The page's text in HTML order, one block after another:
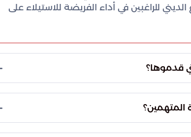
للراغبين في أداء الفريضة للاستيلاء على
قدرتهم على تأمين بعثات متكاملة
لإقناع الناس بمشروعية نشاطهم